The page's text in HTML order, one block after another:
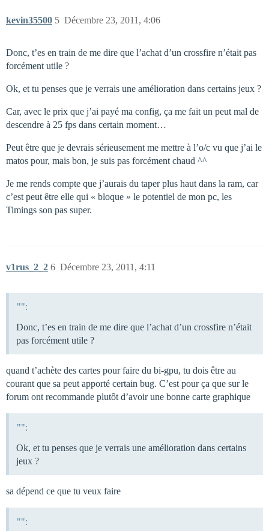
kevin35500 Décembre 23, 2011, 4:06
5
Donc, t’es en train de me dire que l’achat d’un crossfire n’était pas
forcément utile ?
Ok, et tu penses que je verrais une amélioration dans certains jeux ?
Car, avec le prix que j’ai payé ma config, ça me fait un peut mal de
descendre à 25 fps dans certain moment…
Peut être que je devrais sérieusement me mettre à l’o/c vu que j’ai le
matos pour, mais bon, je suis pas forcément chaud ^^
Je me rends compte que j’aurais du taper plus haut dans la ram, car
c’est peut être elle qui « bloque » le potentiel de mon pc, les
Timings son pas super.
v1rus_2_2 Décembre 23, 2011, 4:11
6
"":
Donc, t’es en train de me dire que l’achat d’un crossfire n’était
pas forcément utile ?
quand t’achète des cartes pour faire du bi-gpu, tu dois être au
courant que sa peut apporté certain bug. C’est pour ça que sur le
forum ont recommande plutôt d’avoir une bonne carte graphique
"":
Ok, et tu penses que je verrais une amélioration dans certains
jeux ?
sa dépend ce que tu veux faire
"":